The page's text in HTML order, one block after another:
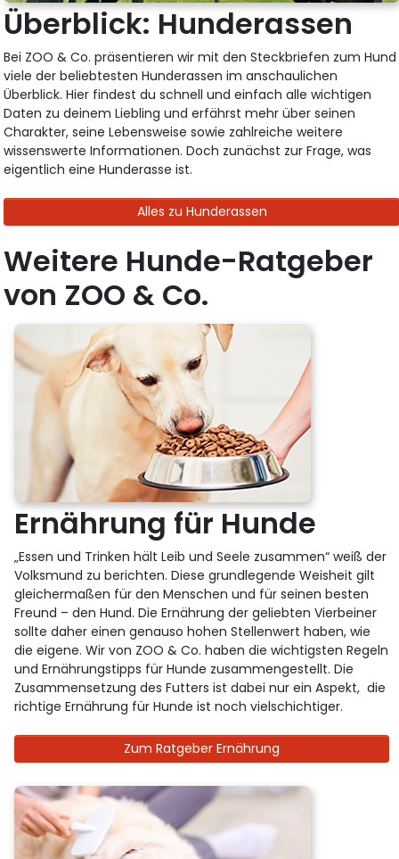
Überblick: Hunderassen
Bei ZOO & Co. präsentieren wir mit den Steckbriefen zum Hund
viele der beliebtesten Hunderassen im anschaulichen
Überblick. Hier findest du schnell und einfach alle wichtigen
Daten zu deinem Liebling und erfährst mehr über seinen
Charakter, seine Lebensweise sowie zahlreiche weitere
wissenswerte Informationen. Doch zunächst zur Frage, was
eigentlich eine Hunderasse ist.
Alles zu Hunderassen
Weitere Hunde-Ratgeber
von ZOO & Co.
Ernährung für Hunde
„Essen und Trinken hält Leib und Seele zusammen“ weiß der
Volksmund zu berichten. Diese grundlegende Weisheit gilt
gleichermaßen für den Menschen und für seinen besten
Freund – den Hund. Die Ernährung der geliebten Vierbeiner
sollte daher einen genauso hohen Stellenwert haben, wie
die eigene. Wir von ZOO & Co. haben die wichtigsten Regeln
und Ernährungstipps für Hunde zusammengestellt. Die
Zusammensetzung des Futters ist dabei nur ein Aspekt, die
richtige Ernährung für Hunde ist noch vielschichtiger.
Zum Ratgeber Ernährung